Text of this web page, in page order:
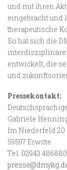
und mit ihren
eingebracht und
therapeutische
So hat sich die
entwickelt, die
und
Pressekontakt:
Gabriele
Im Niederfeld 20
59597 Erwitte
Tel. 02943 486880